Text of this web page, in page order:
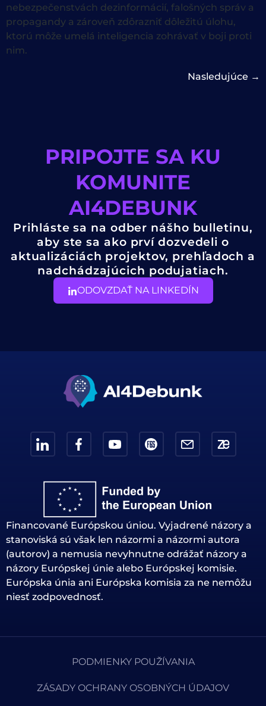
nebezpečenstvách dezinformácií, falošných správ a
propagandy a zároveň zdôrazniť dôležitú úlohu,
ktorú môže umelá inteligencia zohrávať v boji proti
nim.
Nasledujúce →
PRIPOJTE SA KU
KOMUNITE
AI4DEBUNK
Prihláste sa na odber nášho bulletinu,
aby ste sa ako prví dozvedeli o
aktualizáciách projektov, prehľadoch a
nadchádzajúcich podujatiach.
ODOVZDAŤ NA LINKEDÍN
Financované Európskou úniou. Vyjadrené názory a
stanoviská sú však len názormi a názormi autora
(autorov) a nemusia nevyhnutne odrážať názory a
názory Európskej únie alebo Európskej komisie.
Európska únia ani Európska komisia za ne nemôžu
niesť zodpovednosť.
PODMIENKY POUŽÍVANIA
ZÁSADY OCHRANY OSOBNÝCH ÚDAJOV